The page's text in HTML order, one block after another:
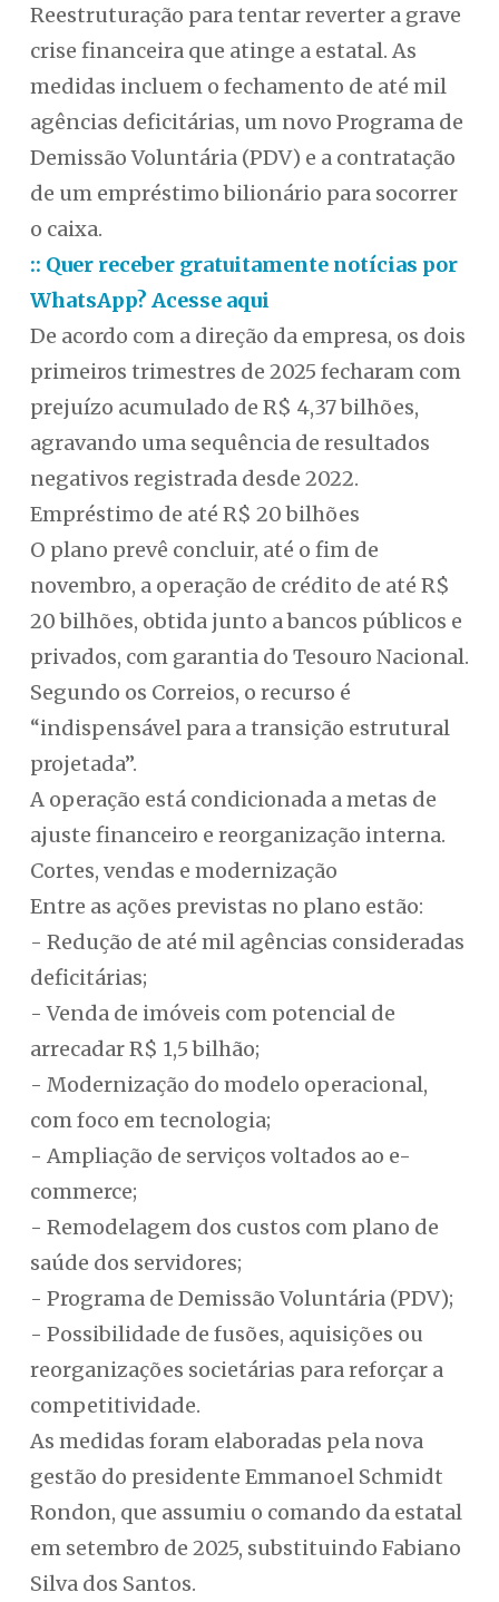
Reestruturação para tentar reverter a grave
crise financeira que atinge a estatal. As
medidas incluem o fechamento de até mil
agências deficitárias, um novo Programa de
Demissão Voluntária (PDV) e a contratação
de um empréstimo bilionário para socorrer
o caixa.
:: Quer receber gratuitamente notícias por
WhatsApp? Acesse aqui
De acordo com a direção da empresa, os dois
primeiros trimestres de 2025 fecharam com
prejuízo acumulado de R$ 4,37 bilhões,
agravando uma sequência de resultados
negativos registrada desde 2022.
Empréstimo de até R$ 20 bilhões
O plano prevê concluir, até o fim de
novembro, a operação de crédito de até R$
20 bilhões, obtida junto a bancos públicos e
privados, com garantia do Tesouro Nacional.
Segundo os Correios, o recurso é
“indispensável para a transição estrutural
projetada”.
A operação está condicionada a metas de
ajuste financeiro e reorganização interna.
Cortes, vendas e modernização
Entre as ações previstas no plano estão:
- Redução de até mil agências consideradas
deficitárias;
- Venda de imóveis com potencial de
arrecadar R$ 1,5 bilhão;
- Modernização do modelo operacional,
com foco em tecnologia;
- Ampliação de serviços voltados ao e-
commerce;
- Remodelagem dos custos com plano de
saúde dos servidores;
- Programa de Demissão Voluntária (PDV);
- Possibilidade de fusões, aquisições ou
reorganizações societárias para reforçar a
competitividade.
As medidas foram elaboradas pela nova
gestão do presidente Emmanoel Schmidt
Rondon, que assumiu o comando da estatal
em setembro de 2025, substituindo Fabiano
Silva dos Santos.